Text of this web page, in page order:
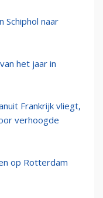
Schiphol naar
het jaar in
Frankrijk vliegt,
verhoogde
op Rotterdam